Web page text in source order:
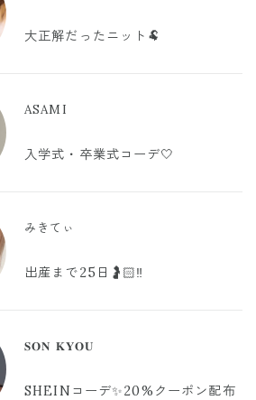
大正解だったニット🐏
ASAMI
入学式・卒業式コーデ🤍
みきてぃ
出産まで25日🤰🏻‼️
𝐒𝐎𝐍 𝐊𝐘𝐎𝐔
SHEINコーデ✨20%クーポン配布